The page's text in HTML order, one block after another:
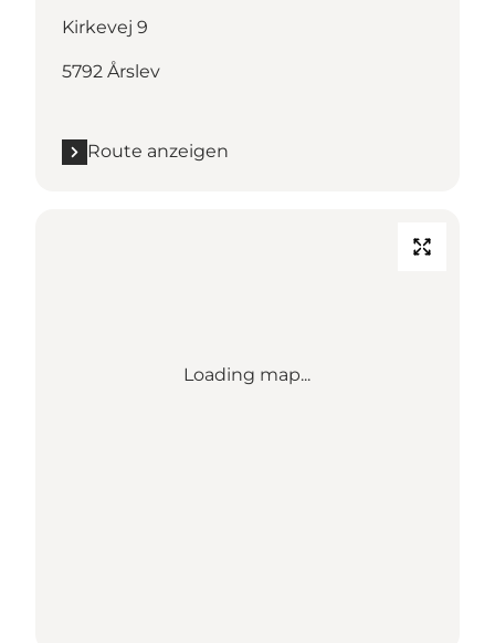
Kirkevej 9
5792 Årslev
Route anzeigen
Loading map...